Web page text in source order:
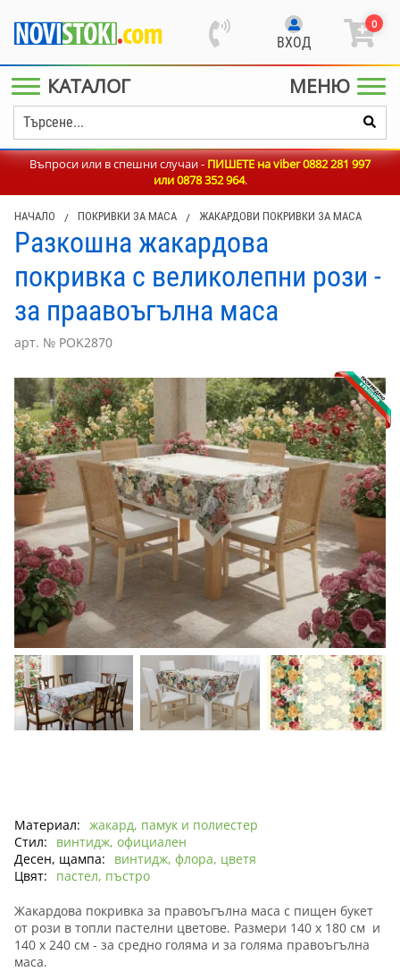
ВХОД
0
КАТАЛОГ МЕНЮ
Въпроси или в спешни случаи -ПИШЕТЕ на viber 0882 281 997
или0878 352 964.
НАЧАЛО / ПОКРИВКИ ЗА МАСА / ЖАКАРДОВИ ПОКРИВКИ ЗА МАСА
Разкошна жакардова
покривка с великолепни рози -
за праавоъгълна маса
арт. № POK2870
Материал: жакард, памук и полиестер
Стил:
винтидж, официален
Десен, щампа:
винтидж, флора, цветя
Цвят:
пастел, пъстро
Жакардова покривка за правоъгълна маса с пищен букет
от рози в топли пастелни цветове. Размери 140 х 180 см и
140 х 240 см - за средно голяма и за голяма правоъгълна
маса.